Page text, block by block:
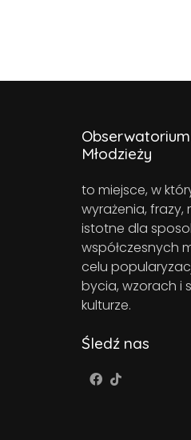
Młodzieży
to miejsce, w
wyrażenia, frazy,
istotne dla
współczesnych
celu
bycia, wzorach i
kulturze.
Śledź nas